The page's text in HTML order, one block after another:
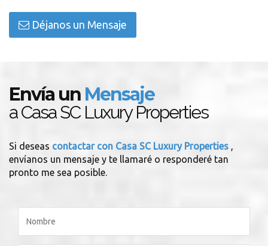
Déjanos un Mensaje
Envía un Mensaje
a Casa SC Luxury Properties
Si deseas contactar con Casa SC Luxury Properties ,
envíanos un mensaje y te llamaré o responderé tan
pronto me sea posible.